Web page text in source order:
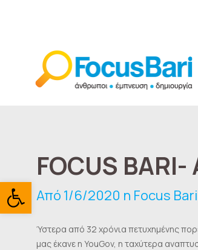
Ανοίξτε τη γραμμή
FOCUS
Από 1/6/2020 η Focus Bari
Ύστερα από 32 χρόνια πετυχημένης
μας έκανε η YouGov, η ταχύτερα